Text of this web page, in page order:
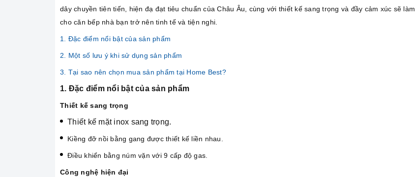
dây chuyền tiên tiến, hiện đạ đạt tiêu chuẩn của Châu Âu, cùng với thiết kế sang trọng và đầy cảm xúc sẽ làm
cho căn bếp nhà bạn trở nên tinh tế và tiện nghi.
1. Đặc điểm nổi bật của sản phẩm
2. Một số lưu ý khi sử dụng sản phẩm
3. Tại sao nên chọn mua sản phẩm tại Home Best?
1. Đặc điểm nổi bật của sản phẩm
Thiết kế sang trọng
Thiết kế mặt inox sang trọng.
Kiềng đỡ nồi bằng gang được thiết kế liền nhau.
Điều khiển bằng núm vặn với 9 cấp độ gas.
Công nghệ hiện đại